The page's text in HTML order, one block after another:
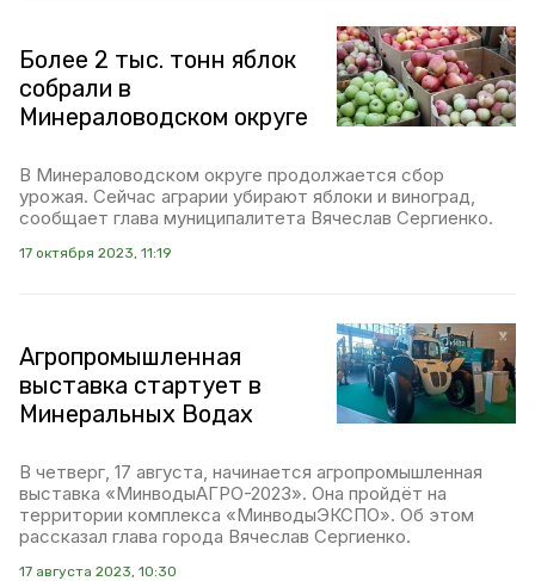
Более 2 тыс. тонн яблок
собрали в
Минераловодском округе
В Минераловодском округе продолжается сбор
урожая. Сейчас аграрии убирают яблоки и виноград,
сообщает глава муниципалитета Вячеслав Сергиенко.
17 октября 2023, 11:19
Агропромышленная
выставка стартует в
Минеральных Водах
В четверг, 17 августа, начинается агропромышленная
выставка «МинводыАГРО-2023». Она пройдёт на
территории комплекса «МинводыЭКСПО». Об этом
рассказал глава города Вячеслав Сергиенко.
17 августа 2023, 10:30